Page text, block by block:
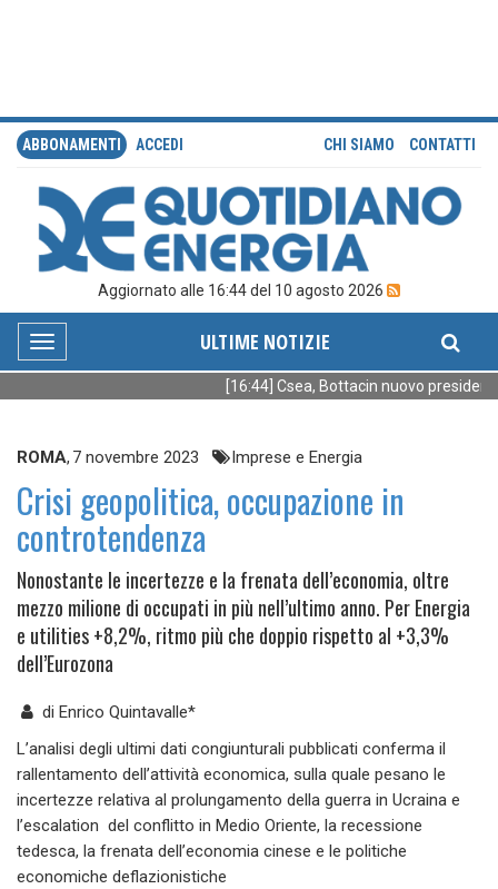
ABBONAMENTI ACCEDI CHI SIAMO CONTATTI
Aggiornato alle 16:44 del 10 agosto 2026
Toggle
navigation
ULTIME NOTIZIE
[16:44] Csea, Bottacin nuovo presidente
ROMA, 7 novembre 2023 Imprese e Energia
Crisi geopolitica, occupazione in
controtendenza
Nonostante le incertezze e la frenata dell’economia, oltre
mezzo milione di occupati in più nell’ultimo anno. Per Energia
e utilities +8,2%, ritmo più che doppio rispetto al +3,3%
dell’Eurozona
di Enrico Quintavalle*
L’analisi degli ultimi dati congiunturali pubblicati conferma il
rallentamento dell’attività economica, sulla quale pesano le
incertezze relativa al prolungamento della guerra in Ucraina e
l’escalation del conflitto in Medio Oriente, la recessione
tedesca, la frenata dell’economia cinese e le politiche
economiche deflazionistiche